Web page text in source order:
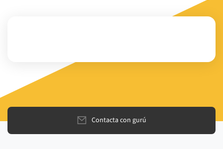
Contacta con gurú